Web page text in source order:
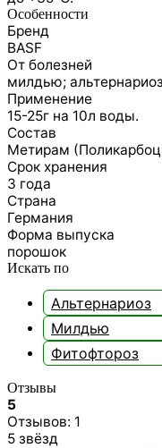
Особенности
Бренд
BASF
От болезней
милдью;
Применение
15-25г на 10л воды.
Состав
Метирам
Срок хранения
3 года
Страна
Германия
Форма выпуска
порошок
Искать по
Альтернариоз
Милдью
Фитофтороз
Отзывы
5
Отзывов: 1
5 звёзд